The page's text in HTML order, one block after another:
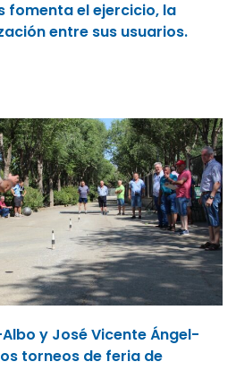
fomenta el ejercicio, la
entre sus usuarios.
y José Vicente Ángel-
torneos de feria de